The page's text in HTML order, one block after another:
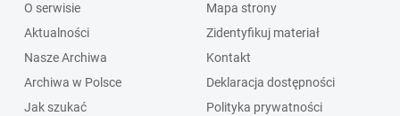
O serwisie
Aktualności
Nasze Archiwa
Archiwa w Polsce
Jak szukać
Mapa strony
Zidentyfikuj materiał
Kontakt
Deklaracja dostępności
Polityka prywatności